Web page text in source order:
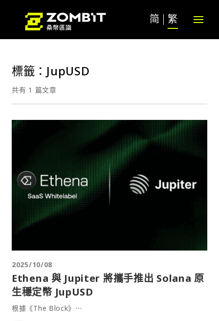
简 繁
標籤：JupUSD
共有 1 篇文章
2025/10/08
Ethena 與 Jupiter 將攜手推出 Solana 原
生穩定幣 JupUSD
根據《The Block》⋯